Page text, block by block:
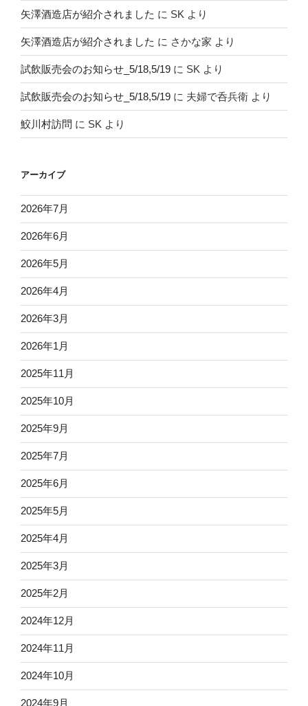
矢澤酒造店が紹介されました に SK より
矢澤酒造店が紹介されました に さかな家 より
試飲販売会のお知らせ_5/18,5/19 に SK より
試飲販売会のお知らせ_5/18,5/19 に 夫婦で呑兵衛 より
鮫川村訪問 に SK より
アーカイブ
2026年7月
2026年6月
2026年5月
2026年4月
2026年3月
2026年1月
2025年11月
2025年10月
2025年9月
2025年7月
2025年6月
2025年5月
2025年4月
2025年3月
2025年2月
2024年12月
2024年11月
2024年10月
2024年9月